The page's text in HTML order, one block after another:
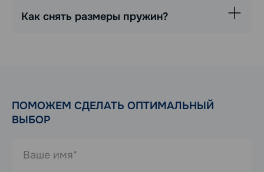
Как снять размеры пружин?
ПОМОЖЕМ СДЕЛАТЬ ОПТИМАЛЬНЫЙ
ВЫБОР